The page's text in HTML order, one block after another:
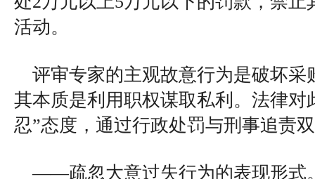
活动。
评审专家的主观故意行为是破坏采
其本质是利用职权谋取私利。法律对
忍”态度，通过行政处罚与刑事追责
——疏忽大意过失行为的表现形式